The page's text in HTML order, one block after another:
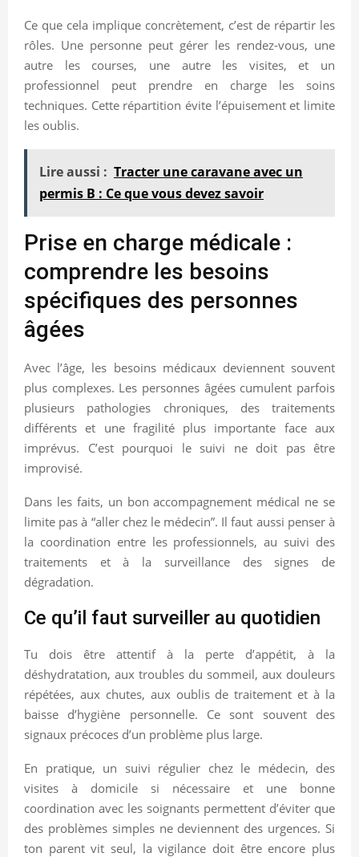
Ce que cela implique concrètement, c’est de répartir les
rôles. Une personne peut gérer les rendez-vous, une
autre les courses, une autre les visites, et un
professionnel peut prendre en charge les soins
techniques. Cette répartition évite l’épuisement et limite
les oublis.
Lire aussi : Tracter une caravane avec un
permis B : Ce que vous devez savoir
Prise en charge médicale :
comprendre les besoins
spécifiques des personnes
âgées
Avec l’âge, les besoins médicaux deviennent souvent
plus complexes. Les personnes âgées cumulent parfois
plusieurs pathologies chroniques, des traitements
différents et une fragilité plus importante face aux
imprévus. C’est pourquoi le suivi ne doit pas être
improvisé.
Dans les faits, un bon accompagnement médical ne se
limite pas à “aller chez le médecin”. Il faut aussi penser à
la coordination entre les professionnels, au suivi des
traitements et à la surveillance des signes de
dégradation.
Ce qu’il faut surveiller au quotidien
Tu dois être attentif à la perte d’appétit, à la
déshydratation, aux troubles du sommeil, aux douleurs
répétées, aux chutes, aux oublis de traitement et à la
baisse d’hygiène personnelle. Ce sont souvent des
signaux précoces d’un problème plus large.
En pratique, un suivi régulier chez le médecin, des
visites à domicile si nécessaire et une bonne
coordination avec les soignants permettent d’éviter que
des problèmes simples ne deviennent des urgences. Si
ton parent vit seul, la vigilance doit être encore plus